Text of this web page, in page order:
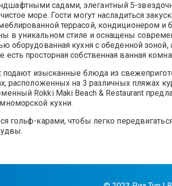
садами, элегантный 5-
море. Гости могут насладиться
террасой, кондиционером и
в уникальном стиле и оснащены
оборудованная кухня с обеденной
просторная собственная ванная
подают изысканные блюда из
расположенных на 3 различных пляжах
Rokki Maki Beach & Restaurant
кухни.
гольф-карами, чтобы легко